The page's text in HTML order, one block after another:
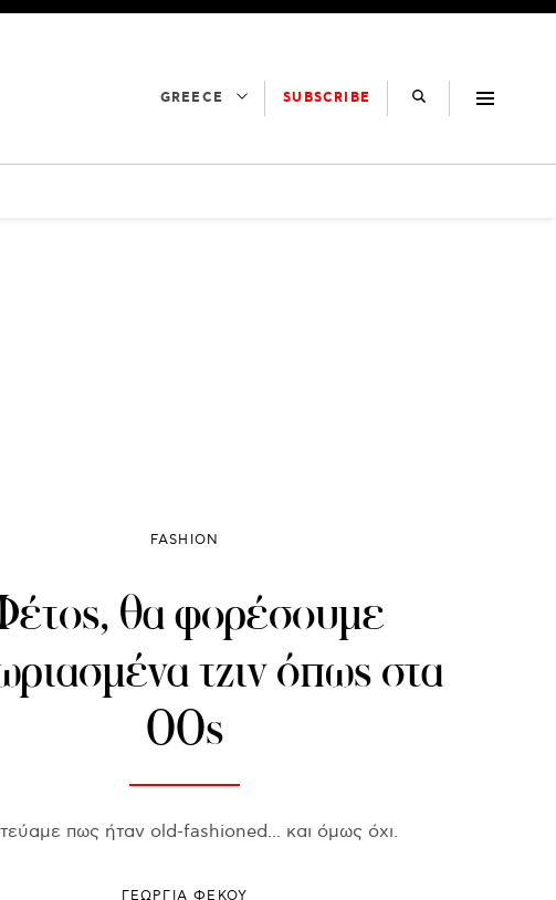
GREECE SUBSCRIBE
FASHION
θα φορέσουμε
τζιν όπως στα
00s
πως ήταν old-fashioned... και όμως όχι.
ΓΕΩΡΓΙΑ ΦΕΚΟΥ